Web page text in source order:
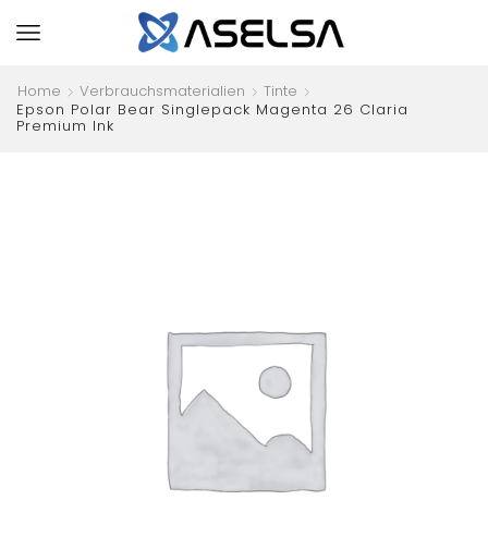
Home Verbrauchsmaterialien
Tinte
Epson Polar Bear Singlepack Magenta 26 Claria
Premium Ink